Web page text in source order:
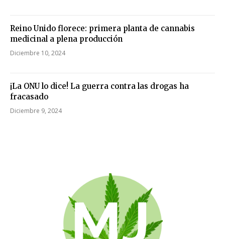
Reino Unido florece: primera planta de cannabis
medicinal a plena producción
Diciembre 10, 2024
¡La ONU lo dice! La guerra contra las drogas ha
fracasado
Diciembre 9, 2024